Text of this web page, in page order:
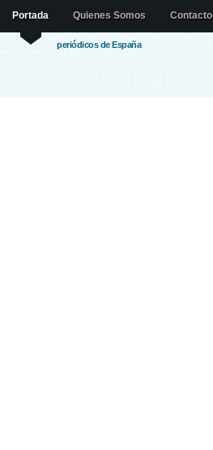
periódicos de España
Portada Quienes Somos Contacto